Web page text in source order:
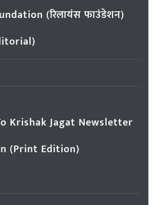
(रिलायंस फाउंडेशन)
Krishak Jagat Newsletter
(Print Edition)